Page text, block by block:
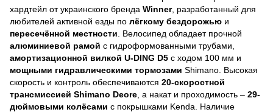
хардтейл от украинского бренда Winner, разработанный для
любителей активной езды по лёгкому бездорожью и
пересечённой местности . Велосипед обладает прочной
алюминиевой рамой с гидроформованными трубами
амортизационной вилкой U-DING D5 с ходом 100 мм и
мощными гидравлическими тормозами Shimano. Высокая
скорость и контроль обеспечиваются 20-скоростной
трансмиссией Shimano Deore , а накат и проходимость – 29-
дюймовыми колёсами с покрышками Kenda. Наличие